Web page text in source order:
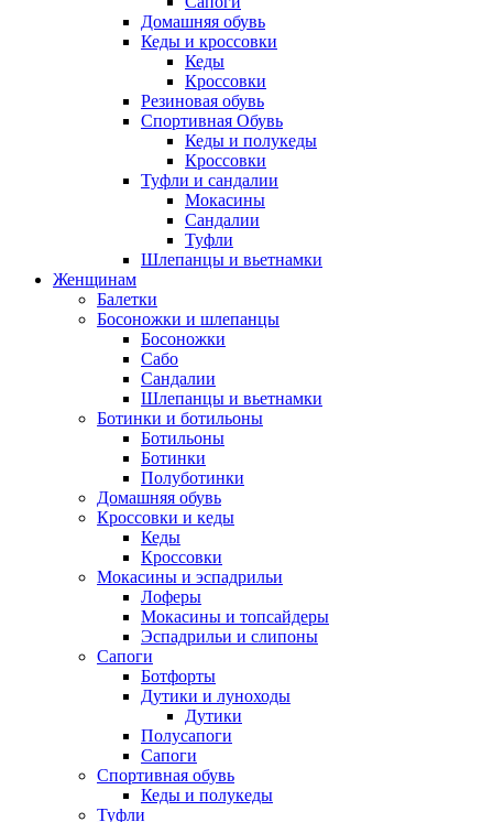
Домашняя обувь
Кеды и кроссовки
Кеды
Кроссовки
Резиновая обувь
Спортивная Обувь
Кеды и полукеды
Кроссовки
Туфли и сандалии
Мокасины
Сандалии
Туфли
Шлепанцы и вьетнамки
Женщинам
Балетки
Босоножки и шлепанцы
Босоножки
Сабо
Сандалии
Шлепанцы и вьетнамки
Ботинки и ботильоны
Ботильоны
Ботинки
Полуботинки
Домашняя обувь
Кроссовки и кеды
Кеды
Кроссовки
Мокасины и эспадрильи
Лоферы
Мокасины и топсайдеры
Эспадрильи и слипоны
Сапоги
Ботфорты
Дутики и луноходы
Дутики
Полусапоги
Сапоги
Спортивная обувь
Кеды и полукеды
Туфли